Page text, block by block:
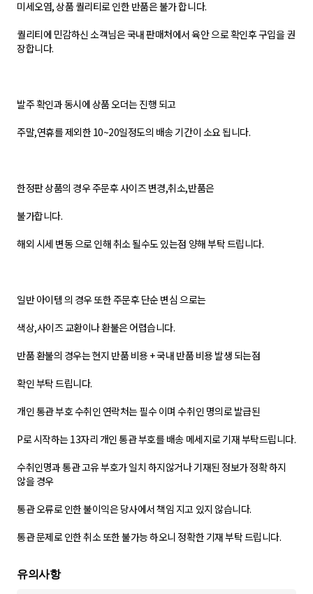
미세오염, 상품 퀄리티로 인한 반품은 불가 합니다.
퀄리티에 민감하신 소객님은 국내 판매처에서 육안 으로 확인후 구입을 권
장합니다.
발주 확인과 동시에 상품 오더는 진행 되고
주말,연휴를 제외한 10~20일정도의 배송 기간이 소요 됩니다.
한정판 상품의 경우 주문후 사이즈 변경,취소,반품은
불가합니다.
해외 시세 변동 으로 인해 취소 될수도 있는점 양해 부탁 드립니다.
일반 아이템 의 경우 또한 주문후 단순 변심 으로는
색상,사이즈 교환이나 환불은 어렵습니다.
반품 환불의 경우는 현지 반품 비용 + 국내 반품 비용 발생 되는점
확인 부탁 드립니다.
개인 통관 부호 수취인 연락처는 필수 이며 수취인 명의로 발급된
P로 시작하는 13자리 개인 통관 부호를 배송 메세지로 기재 부탁드립니다.
수취인명과 통관 고유 부호가 일치 하지않거나 기재된 정보가 정확 하지
않을 경우
통관 오류로 인한 불이익은 당사에서 책임 지고 있지 않습니다.
통관 문제로 인한 취소 또한 불가능 하오니 정확한 기재 부탁 드립니다.
유의사항